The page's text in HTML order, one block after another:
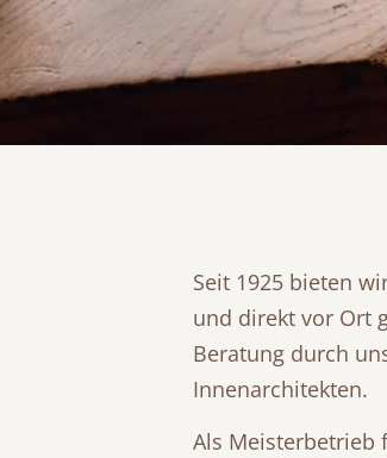
Seit 1925 bieten
und direkt vor Ort
Beratung durch
Innenarchitekten.
Als Meisterbetrieb